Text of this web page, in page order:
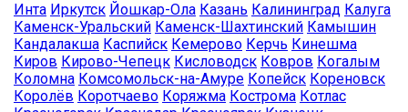
Инта Иркутск Йошкар-Ола Казань Калининград Калуга
Каменск-Уральский Каменск-Шахтинский Камышин
Кандалакша Каспийск Кемерово Керчь Кинешма
Киров Кирово-Чепецк Кисловодск Ковров Когалым
Коломна Комсомольск-на-Амуре Копейск Кореновск
Королёв Коротчаево Коряжма Кострома Котлас